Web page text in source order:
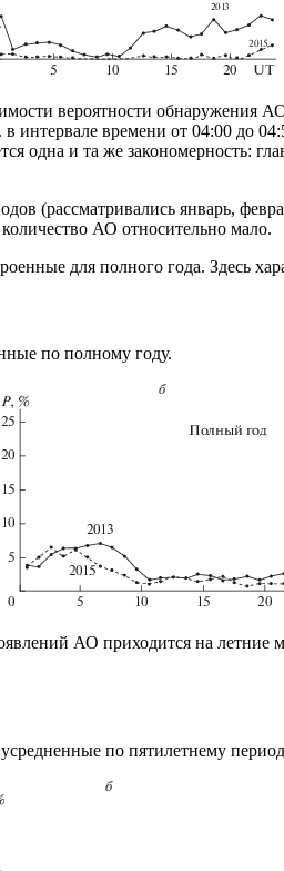
вероятности обнаружения
в интервале времени от 04:00
одна и та же закономерность:
(рассматривались январь,
АО относительно мало.
для полного года. Здесь
по полному году.
АО приходится на летние
по пятилетнему